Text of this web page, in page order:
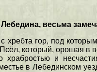
весьма
хребта гор, под
который, орошая
храбростью и
в Лебединском